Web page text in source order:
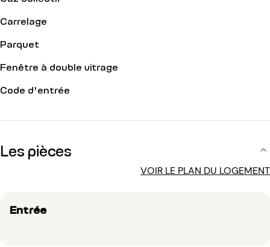
Carrelage
Parquet
Fenêtre à double vitrage
Code d'entrée
Les pièces
VOIR LE PLAN DU LOGEMENT
Entrée